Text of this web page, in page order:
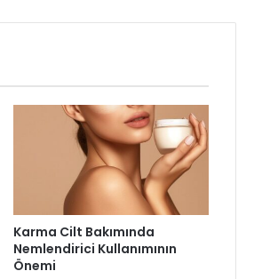
Karma Cilt Bakımında
Nemlendirici Kullanımının
Önemi